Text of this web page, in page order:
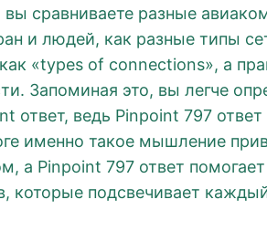
сравниваете разные
и людей, как разные типы
«types of connections», а
Запоминая это, вы легче
ответ, ведь Pinpoint 797
именно такое мышление
а Pinpoint 797 ответ
которые подсвечивает